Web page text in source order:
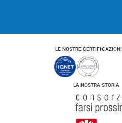
LE NOSTRE CERTIFICAZIONI
LA NOSTRA STORIA